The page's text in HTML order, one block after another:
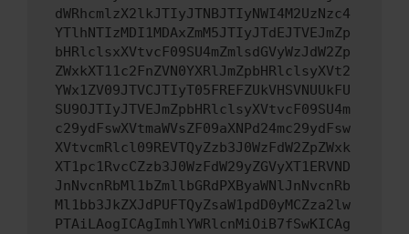
dWRhcmlzX2lkJTIyJTNBJTIyNWI4M2UzNzc4
YTlhNTIzMDI1MDAxZmM5JTIyJTdEJTVEJmZp
bHRlclsxXVtvcF09SU4mZmlsdGVyWzJdW2Zp
ZWxkXT11c2FnZVN0YXRlJmZpbHRlclsyXVt2
YWx1ZV09JTVCJTIyT05FREFZUkVHSVNUUkFU
SU9OJTIyJTVEJmZpbHRlclsyXVtvcF09SU4m
c29ydFswXVtmaWVsZF09aXNPd24mc29ydFsw
XVtvcmRlcl09REVTQyZzb3J0WzFdW2ZpZWxk
XT1pc1RvcCZzb3J0WzFdW29yZGVyXT1ERVND
JnNvcnRbMl1bZmllbGRdPXByaWNlJnNvcnRb
Ml1bb3JkZXJdPUFTQyZsaW1pdD0yMCZza2lw
PTAiLAogICAgImhlYWRlcnMiOiB7fSwKICAg